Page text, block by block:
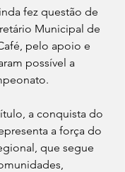
fez questão de
Municipal de
pelo apoio e
possível a
a conquista do
a força do
que segue